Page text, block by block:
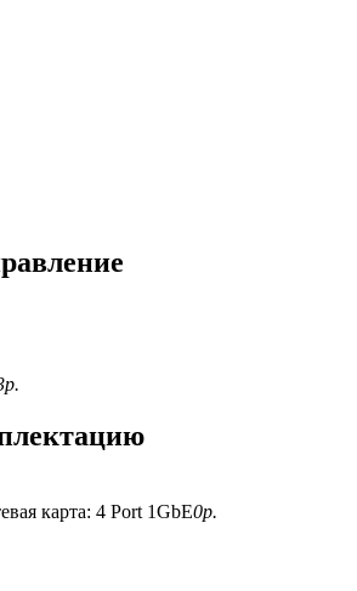
р.
карта: 4 Port 1GbE0р.